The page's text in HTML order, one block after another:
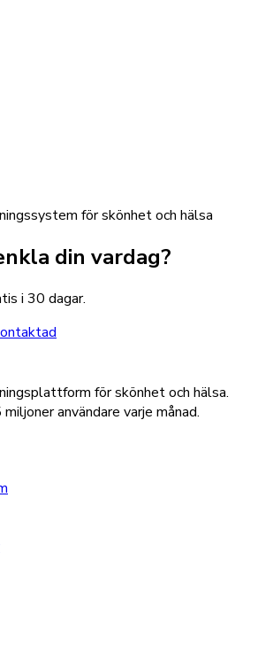
för skönhet och hälsa
din vardag?
i 30 dagar.
för skönhet och hälsa.
miljoneranvändare varje månad.